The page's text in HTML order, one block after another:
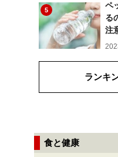
5
ペ
る
注
ランキ
食と健康